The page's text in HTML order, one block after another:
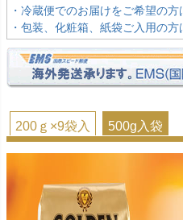
・冷蔵便でのお届けをご希望の方
・包装、化粧箱、紙袋ご入用の方
200ｇ×9袋入 500g入袋